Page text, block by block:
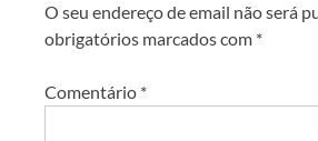
O seu endereço de email não será
obrigatórios marcados com *
Comentário *